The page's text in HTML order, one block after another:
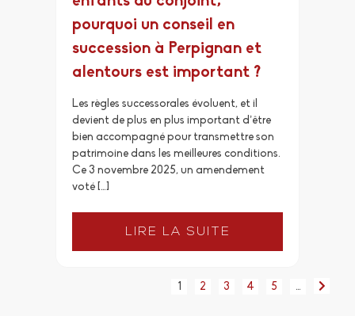
pourquoi un conseil en
succession à Perpignan et
alentours est important ?
Les règles successorales évoluent, et il
devient de plus en plus important d’être
bien accompagné pour transmettre son
patrimoine dans les meilleures conditions.
Ce 3 novembre 2025, un amendement
voté […]
LIRE LA SUITE
1 2 3 4 5 …